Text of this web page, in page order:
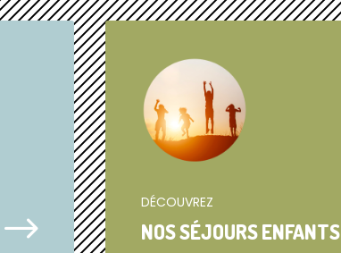
$
DÉCOUVREZ
NOS SÉJOURS ENFANTS